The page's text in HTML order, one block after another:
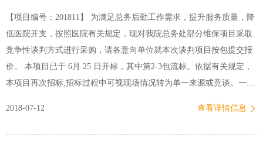
号）第31条执行。2. 项目审批情况：本项目已获得主管部门审批，资
金已落实，项目预算金额为人民币195,610.00元。3. 招标文件领取时
间、地点、联系方式：（1）本项目招标文件采用邮箱发放，不向投标
人提供纸质招标文件。（2） 招标文件领取…
【项目编号：201811】 为满足总务后勤工作需求，提升服务质量，降
低医院开支，按照医院有关规定，现对我院总务处部分维保项目采取
竞争性谈判方式进行采购，请各意向单位就本次谈判项目按包提交报
价。 本项目已于 6月 25 日开标，其中第2-3包流标。依据有关规定，
本项目再次招标,招标过程中可视现场情况转为单一来源或竞谈。一、
街口院区2台15KW空压机、2台冷干机。2.2内容：更换两台空压机的
2018-07-12 查看详情信息